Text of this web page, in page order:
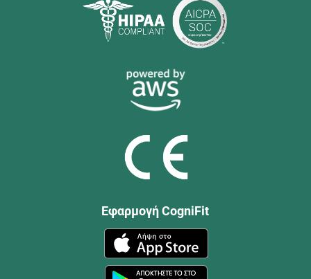
Εφαρμογή CogniFit